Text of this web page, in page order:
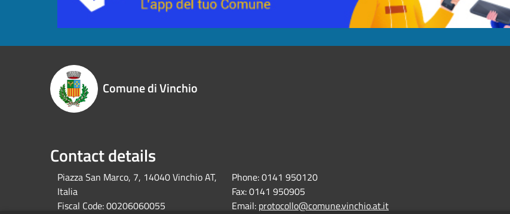
Comune di Vinchio
Contact details
Piazza San Marco, 7, 14040 Vinchio AT,
Italia
Fiscal Code:00206060055
Phone:0141 950120
Fax:0141 950905
Email: protocollo@comune.vinchio.at.it